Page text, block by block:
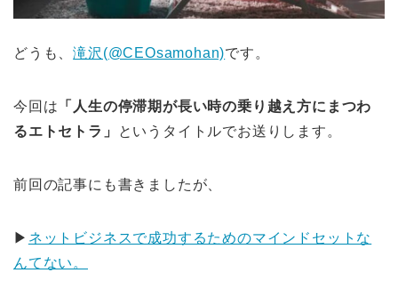
どうも、滝沢(@CEOsamohan)です。
今回は 「人生の停滞期が長い時の乗り越え方にまつわ
るエトセトラ」
というタイトルでお送りします。
前回の記事にも書きましたが、
▶︎ ネットビジネスで成功するためのマインドセットな
んてない。